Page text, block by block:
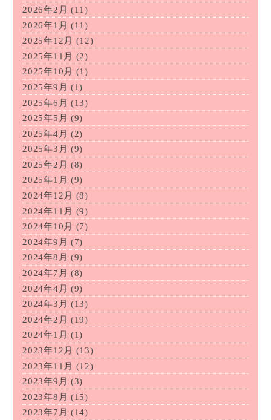
2026年2月 (11)
2026年1月 (11)
2025年12月
(12)
2025年11月
(2)
2025年10月
(1)
2025年9月 (1)
2025年6月 (13)
2025年5月 (9)
2025年4月 (2)
2025年3月 (9)
2025年2月 (8)
2025年1月 (9)
2024年12月
(8)
2024年11月
(9)
2024年10月
(7)
2024年9月 (7)
2024年8月 (9)
2024年7月 (8)
2024年4月 (9)
2024年3月 (13)
2024年2月 (19)
2024年1月 (1)
2023年12月
(13)
2023年11月 (12)
2023年9月 (3)
2023年8月 (15)
2023年7月 (14)